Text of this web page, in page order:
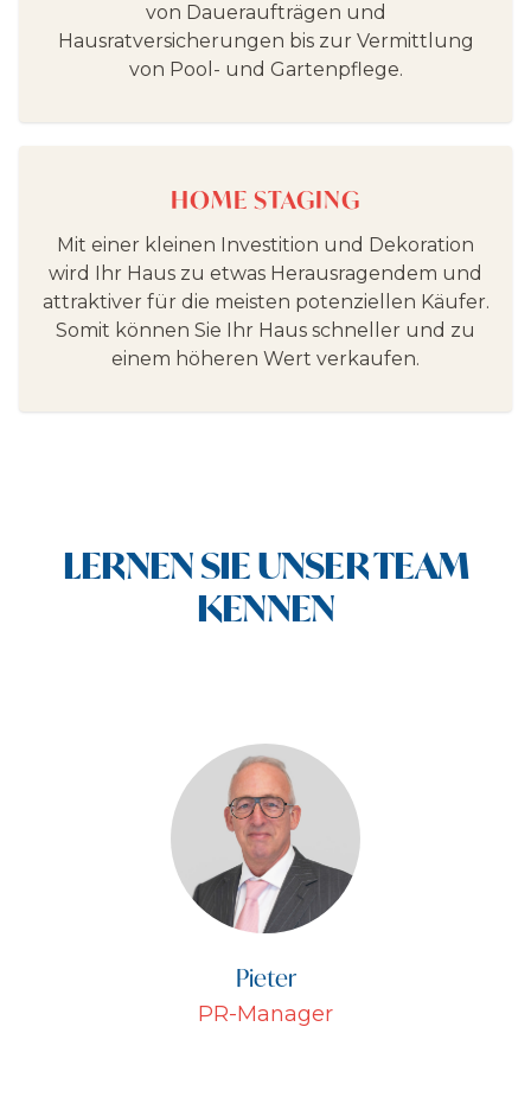
von Daueraufträgen und
Hausratversicherungen bis zur Vermittlung
von Pool- und Gartenpflege.
HOME STAGING
Mit einer kleinen Investition und Dekoration
wird Ihr Haus zu etwas Herausragendem und
attraktiver für die meisten potenziellen Käufer.
Somit können Sie Ihr Haus schneller und zu
einem höheren Wert verkaufen.
LERNEN SIE UNSER TEAM
KENNEN
Pieter
PR-Manager